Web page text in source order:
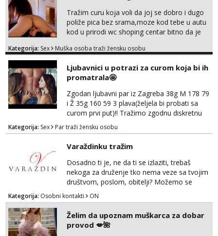
Tražim curu koja voli da joj se dobro i dugo
poliže pica bez srama,moze kod tebe u autu
kod u prirodi wc shoping centar bitno da je
jer nisam solo. Zgodan sam i diskretan,sliku
za brz dogovor Kontakt 0958759047
Kategorija: Sex Muška osoba traži žensku osobu
Ljubavnici u potrazi za curom koja bi ih
promatrala🤩
Zgodan ljubavni par iz Zagreba 38g M 178 79
i Ž 35g 160 59 3 plava(željela bi probati sa
curom prvi put)!! Tražimo zgodnu diskretnu
curu koja bi nas promatrala dok imamo
žestok odnos. Može se pridruziti ali i ne
mora.Bitno da uzivamo diskretno anonimno
bez upoznavanja puno.Sliku mozemo
razmjeniti,ali najbolje uzivo se upoznati. Na
goo smo do 15.8 poslije tog mozemo se
druziti,javi se na mail il...
Kategorija: Sex Par traži žensku osobu
Varaždinku tražim
Dosadno ti je, ne da ti se izlaziti, trebaš
nekoga za druženje tko nema veze sa tvojim
društvom, poslom, obitelji? Možemo se
podružiti i zabaviti na razne načine. Makni se
od svakodnevice samnom. Javi se na
Whatsapp. Samo Varaždin i okolica.
Kategorija: Osobni kontakti ON
Želim da upoznam muškarca za dobar
provod 💋🌺